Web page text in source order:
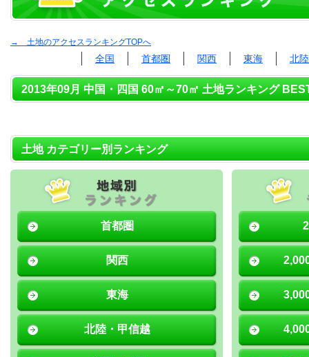
→ 土地のアクセスランキングTOPへ
全国 首都圏 関西 東海 北
2013年09月 中国・四国 60㎡～70㎡ 土地ランキング
土地 カテゴリー別ランキング
首都圏
関西
東海
北陸・甲信越